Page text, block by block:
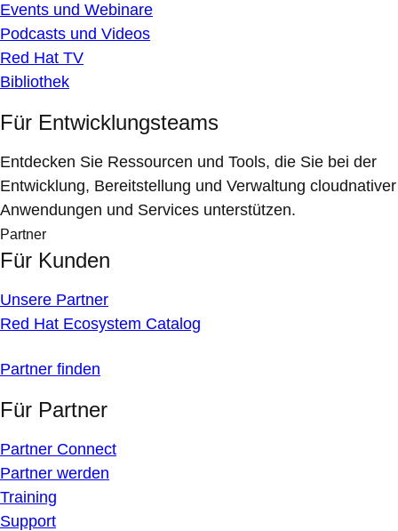
Events und Webinare
Podcasts und Videos
Red Hat TV
Bibliothek
Für Entwicklungsteams
Entdecken Sie Ressourcen und Tools, die Sie bei der
Entwicklung, Bereitstellung und Verwaltung cloudnativer
Anwendungen und Services unterstützen.
Partner
Für Kunden
Unsere Partner
Red Hat Ecosystem Catalog
Partner finden
Für Partner
Partner Connect
Partner werden
Training
Support